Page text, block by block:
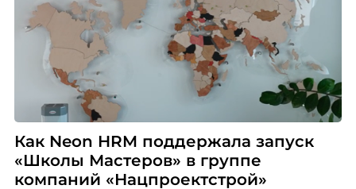
Как Neon HRM поддержала запуск
«Школы Мастеров» в группе
компаний «Нацпроектстрой»